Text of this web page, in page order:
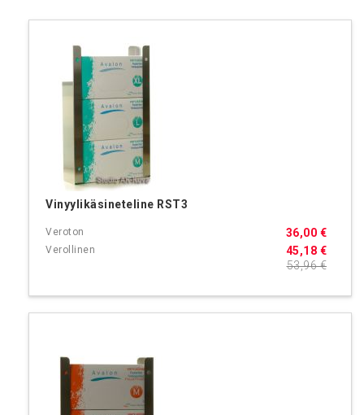
Vinyylikäsineteline RST3
45,18 €
36,00 €
53,96 €